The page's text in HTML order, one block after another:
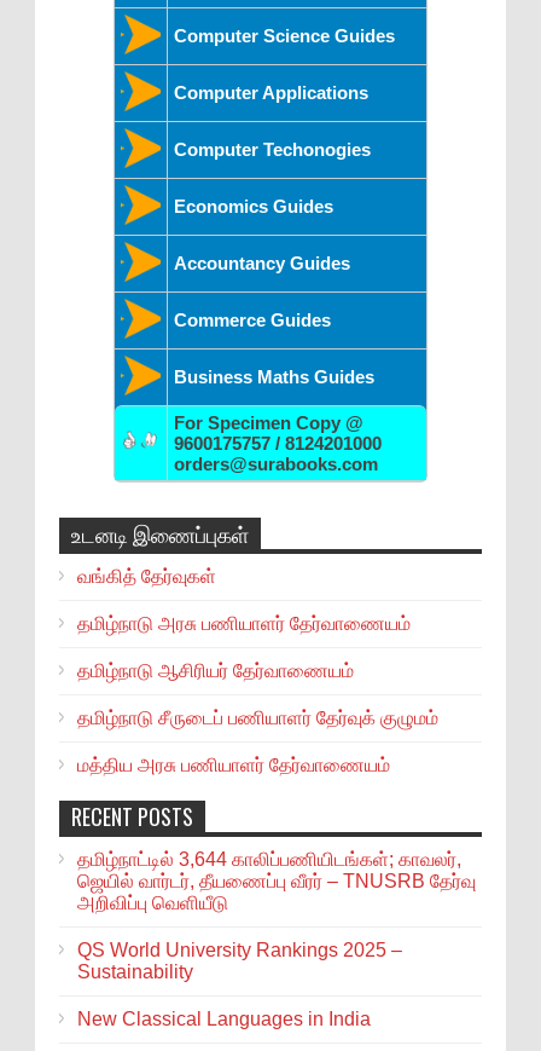
Computer Science Guides
Computer Applications
Computer Techonogies
Economics Guides
Accountancy Guides
Commerce Guides
Business Maths Guides
For Specimen Copy @
9600175757 / 8124201000
orders@surabooks.com
உடனடி இணைப்புகள்
வங்கித் தேர்வுகள்
தமிழ்நாடு அரசு பணியாளர் தேர்வாணையம்
தமிழ்நாடு ஆசிரியர் தேர்வாணையம்
தமிழ்நாடு சீருடைப் பணியாளர் தேர்வுக் குழுமம்
மத்திய அரசு பணியாளர் தேர்வாணையம்
RECENT POSTS
தமிழ்நாட்டில் 3,644 காலிப்பணியிடங்கள்; காவலர்,
ஜெயில் வார்டர், தீயணைப்பு வீரர் – TNUSRB தேர்வு
அறிவிப்பு வெளியீடு
QS World University Rankings 2025 –
Sustainability
New Classical Languages in India